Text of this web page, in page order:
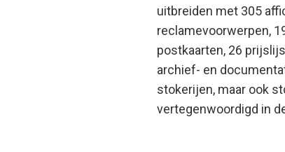
uitbreiden met 305
reclamevoorwerpen,
postkaarten, 26
archief- en
stokerijen, maar ook
vertegenwoordigd in